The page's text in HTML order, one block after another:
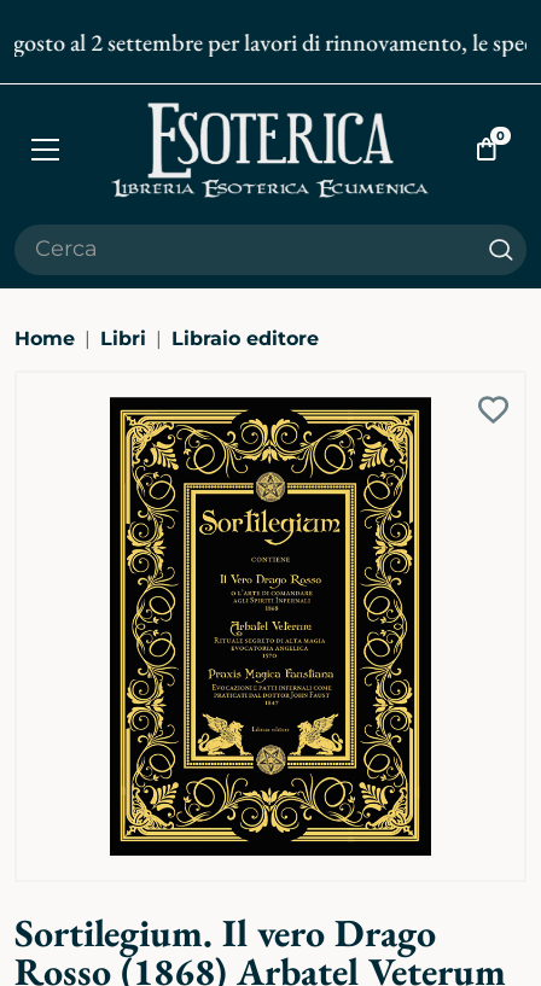
al 2 settembre per lavori di rinnovamento, le
Apri
Vai
0
Home Libri Libraio editore
Ingrandisci
Sortilegium. Il vero Drago
Rosso (1868) Arbatel Veterum